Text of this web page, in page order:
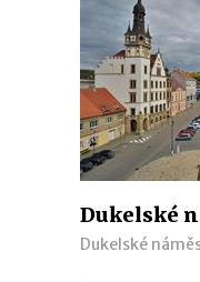
Dukelské
Dukelské